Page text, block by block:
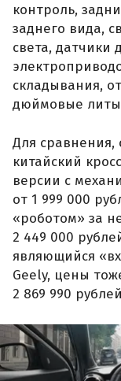
контроль,
заднего вида,
света, датчики
складывания,
дюймовые
Для сравнения,
китайский
версии с
от 1 999 000
«роботом» за
2 449 000
являющийся
Geely, цены
2 869 990